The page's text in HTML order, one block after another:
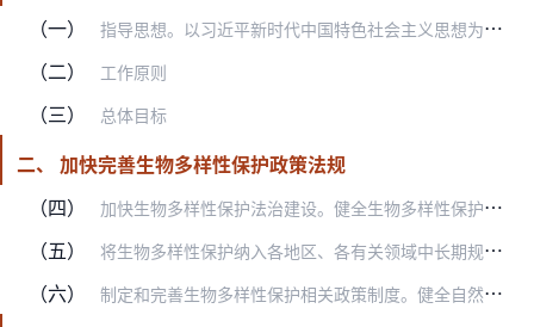
（一）
指导思想。以习近平新时代中国特色社会主义思想为指导，全面贯彻党的十九大和十九届二中、三中、四中、五中全会精神，深入贯彻习近平生态文明思想，立足新发展阶段，完整、…
（二） 工作原则
（三） 总体目标
二、 加快完善生物多样性保护政策法规
（四）
加快生物多样性保护法治建设。健全生物多样性保护和监管制度，研究推进野生动物保护、渔业、湿地保护、自然保护地、森林、野生植物保护、生物遗传资源获取与惠益分享等领域…
（五） 将生物多样性保护纳入各地区、各有关领域中长期规划。制定新时期国家生物多样性保护战略与行动计划，编制生物多样性保护重大工程十年规划。各省、自治区、直辖市制定国民经…
（六） 制定和完善生物多样性保护相关政策制度。健全自然保护地生态保护补偿制度，完善生态环境损害赔偿制度，健全生物多样性损害鉴定评估方法和工作机制，完善打击野生动植物非法…